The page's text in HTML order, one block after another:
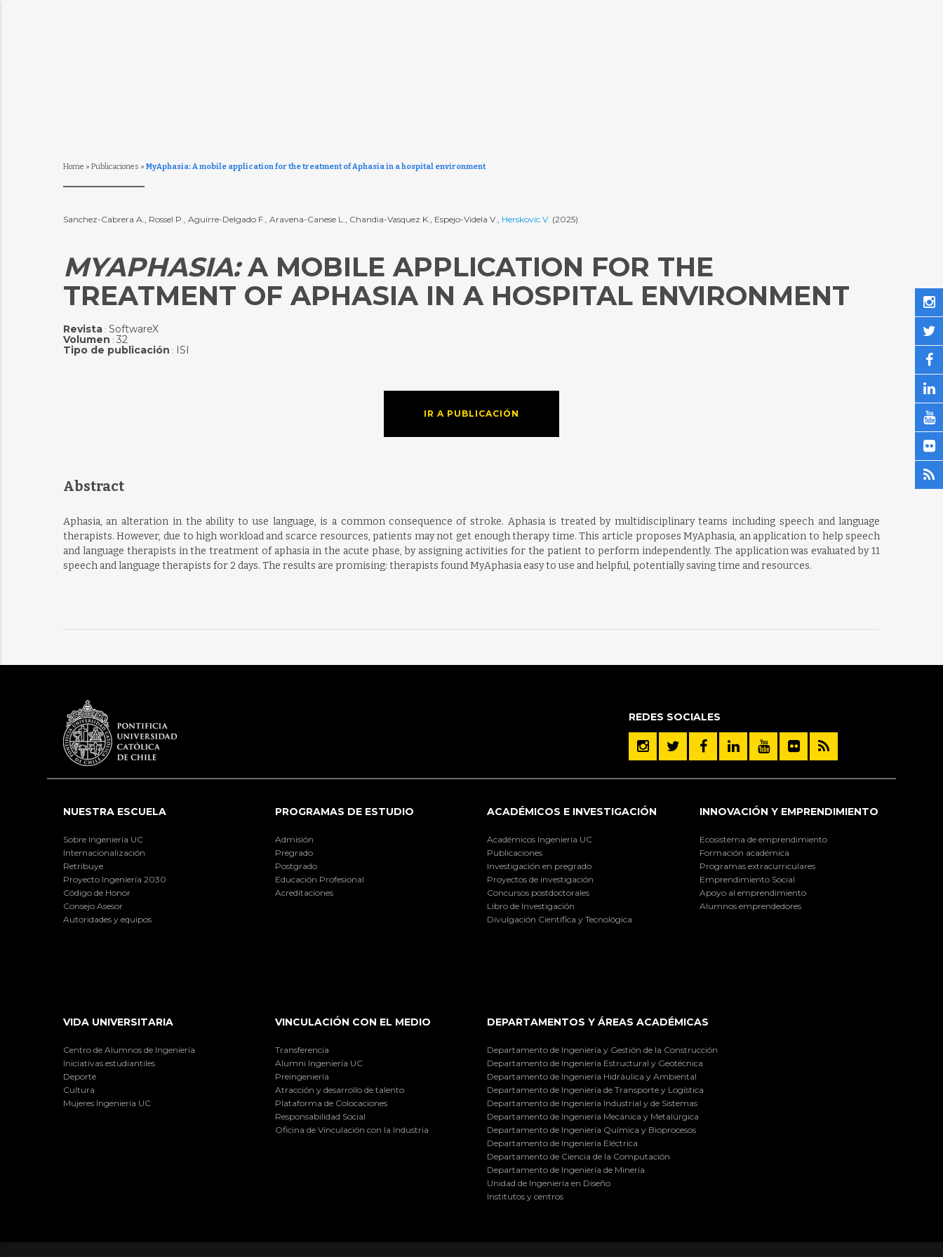
Home » Publicaciones » MyAphasia: A mobile application for the treatment of Aphasia in a hospital environment
Sanchez-Cabrera A., Rossel P., Aguirre-Delgado F., Aravena-Canese L., Chandia-Vasquez K., Espejo-Videla V., Herskovic V. (2025)
MYAPHASIA:A MOBILE APPLICATION FOR THE
TREATMENT OF APHASIA IN A HOSPITAL ENVIRONMENT
Revista: SoftwareX
Volumen : 32
Tipo de publicación : ISI
IR A PUBLICACIÓN
Abstract
Aphasia, an alteration in the ability to use language, is a common consequence of stroke. Aphasia is treated by multidisciplinary teams including speech and language
therapists. However, due to high workload and scarce resources, patients may not get enough therapy time. This article proposes MyAphasia, an application to help speech
and language therapists in the treatment of aphasia in the acute phase, by assigning activities for the patient to perform independently. The application was evaluated by 11
speech and language therapists for 2 days. The results are promising: therapists found MyAphasia easy to use and helpful, potentially saving time and resources.
REDES SOCIALES
NUESTRA ESCUELA
Sobre Ingeniería UC
Internacionalización
Retribuye
Proyecto Ingeniería 2030
Código de Honor
Consejo Asesor
Autoridades y equipos
PROGRAMAS DE ESTUDIO
Admisión
Pregrado
Postgrado
Educación Profesional
Acreditaciones
ACADÉMICOS E INVESTIGACIÓN
Académicos Ingeniería UC
Publicaciones
Investigación en pregrado
Proyectos de investigación
Concursos postdoctorales
Libro de Investigación
Divulgación Científica y Tecnológica
INNOVACIÓN Y EMPRENDIMIENTO
Ecosistema de emprendimiento
Formación académica
Programas extracurriculares
Emprendimiento Social
Apoyo al emprendimiento
Alumnos emprendedores
VIDA UNIVERSITARIA
Centro de Alumnos de Ingeniería
Iniciativas estudiantiles
Deporte
Cultura
Mujeres Ingeniería UC
VINCULACIÓN CON EL MEDIO
Transferencia
Alumni Ingeniería UC
Preingeniería
Atracción y desarrollo de talento
Plataforma de Colocaciones
Responsabilidad Social
Oficina de Vinculación con la Industria
DEPARTAMENTOS Y ÁREAS ACADÉMICAS
Departamento de Ingeniería y Gestión de la Construcción
Departamento de Ingeniería Estructural y Geotécnica
Departamento de Ingeniería Hidráulica y Ambiental
Departamento de Ingeniería de Transporte y Logística
Departamento de Ingeniería Industrial y de Sistemas
Departamento de Ingeniería Mecánica y Metalúrgica
Departamento de Ingeniería Química y Bioprocesos
Departamento de Ingeniería Eléctrica
Departamento de Ciencia de la Computación
Departamento de Ingeniería de Minería
Unidad de Ingeniería en Diseño
Institutos y centros